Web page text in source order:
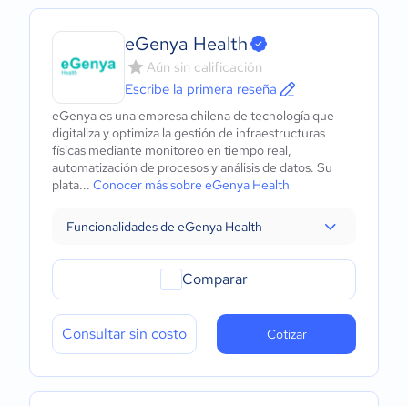
eGenya Health
Aún sin calificación
Escribe la primera reseña
eGenya es una empresa chilena de tecnología que
digitaliza y optimiza la gestión de infraestructuras
físicas mediante monitoreo en tiempo real,
automatización de procesos y análisis de datos. Su
plata... Conocer más sobre eGenya Health
Funcionalidades de eGenya Health
Comparar
Consultar sin costo Cotizar